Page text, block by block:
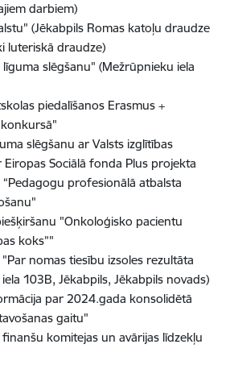
darbiem)
(Jēkabpils Romas katoļu draudze
luteriskā draudze)
slēgšanu" (Mežrūpnieku iela
piedalīšanos Erasmus +
slēgšanu ar Valsts izglītības
Sociālā fonda Plus projekta
profesionālā atbalsta
"Onkoloģisko pacientu
koks”"
"Par nomas tiesību izsoles rezultāta
103B, Jēkabpils, Jēkabpils novads)
par 2024.gada konsolidētā
gaitu"
finanšu komitejas un avārijas līdzekļu